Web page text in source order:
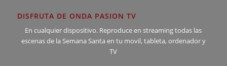
DISFRUTA DE ONDA PASION TV
En cualquier dispositivo. Reproduce en streaming todas las
escenas de la Semana Santa en tu movil, tableta, ordenador y
TV